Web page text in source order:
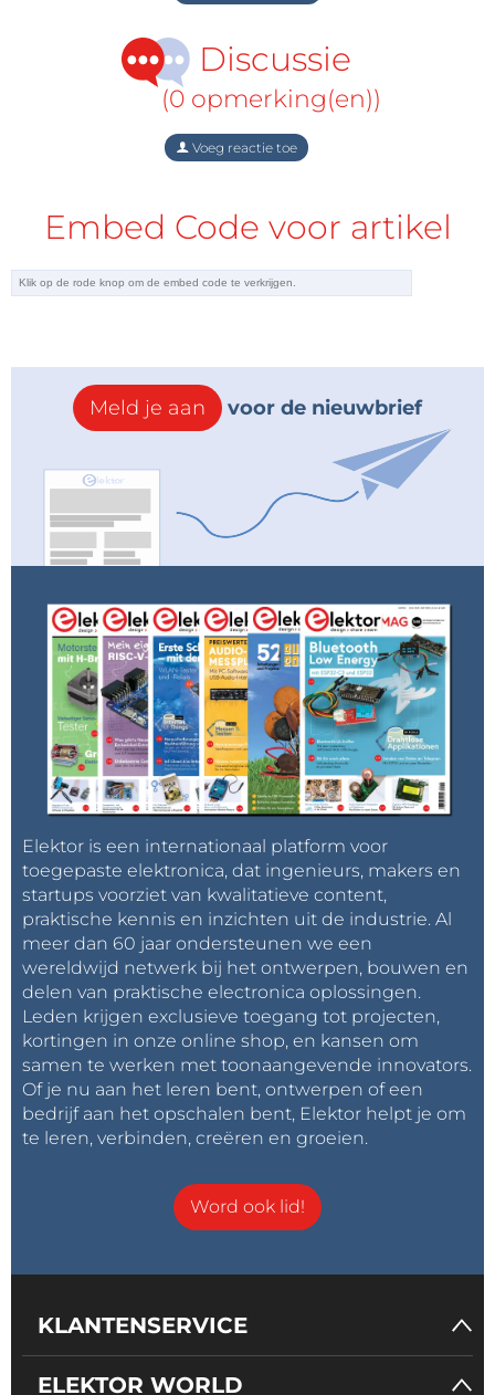
Discussie
(0 opmerking(en))
Voeg reactie toe
Embed Code voor artikel
Meld je aan voor de nieuwbrief
Elektor is een internationaal platform voor
toegepaste elektronica, dat ingenieurs, makers en
startups voorziet van kwalitatieve content,
praktische kennis en inzichten uit de industrie. Al
meer dan 60 jaar ondersteunen we een
wereldwijd netwerk bij het ontwerpen, bouwen en
delen van praktische electronica oplossingen.
Leden krijgen exclusieve toegang tot projecten,
kortingen in onze online shop, en kansen om
samen te werken met toonaangevende innovators.
Of je nu aan het leren bent, ontwerpen of een
bedrijf aan het opschalen bent, Elektor helpt je om
te leren, verbinden, creëren en groeien.
Word ook lid!
KLANTENSERVICE
ELEKTOR WORLD